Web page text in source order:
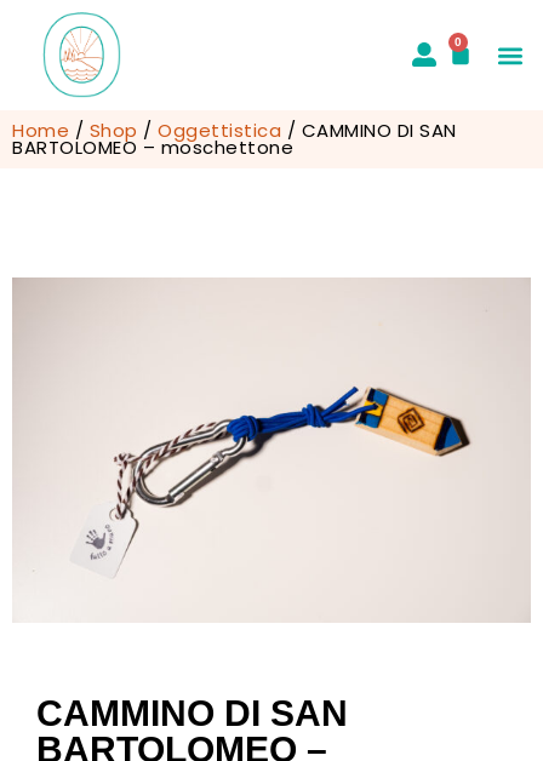
0
Home / Shop / Oggettistica / CAMMINO DI SAN
BARTOLOMEO – moschettone
CAMMINO DI SAN
BARTOLOMEO –